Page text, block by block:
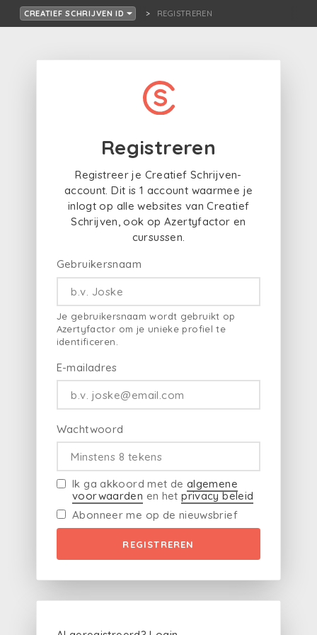
CREATIEF SCHRIJVEN ID REGISTREREN
Registreren
Registreer je Creatief Schrijven-
account. Dit is 1 account waarmee je
inlogt op alle websites van Creatief
Schrijven, ook op Azertyfactor en
cursussen.
Gebruikersnaam
Je gebruikersnaam wordt gebruikt op
Azertyfactor om je unieke profiel te
identificeren.
E-mailadres
Wachtwoord
Ik ga akkoord met de algemene
voorwaarden en hetprivacy beleid
Abonneer me op de nieuwsbrief
REGISTREREN